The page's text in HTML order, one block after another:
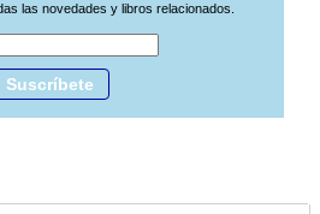
las novedades y libros relacionados.
Suscríbete